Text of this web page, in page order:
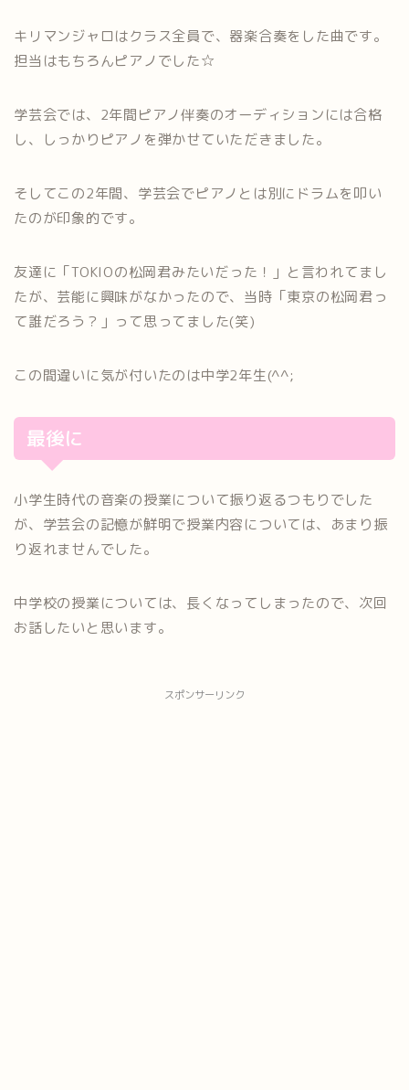
キリマンジャロはクラス全員で、器楽合奏をした曲です。
担当はもちろんピアノでした☆
学芸会では、2年間ピアノ伴奏のオーディションには合格
し、しっかりピアノを弾かせていただきました。
そしてこの2年間、学芸会でピアノとは別にドラムを叩い
たのが印象的です。
友達に「TOKIOの松岡君みたいだった！」と言われてまし
たが、芸能に興味がなかったので、当時「東京の松岡君っ
て誰だろう？」って思ってました(笑)
この間違いに気が付いたのは中学2年生(^^;
最後に
小学生時代の音楽の授業について振り返るつもりでした
が、学芸会の記憶が鮮明で授業内容については、あまり振
り返れませんでした。
中学校の授業については、長くなってしまったので、次回
お話したいと思います。
スポンサーリンク